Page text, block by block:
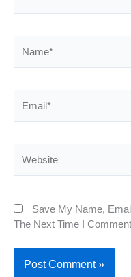
Save My Name,
The Next Time I